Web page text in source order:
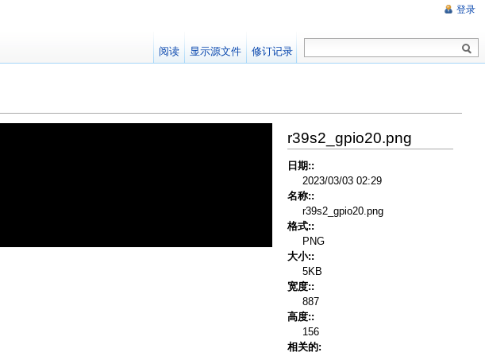
r39s2_gpio20.png
日期::
2023/03/03 02:29
名称::
r39s2_gpio20.png
格式::
PNG
大小::
5KB
宽度::
887
高度::
156
相关的:
登录
阅读 显示源文件 修订记录